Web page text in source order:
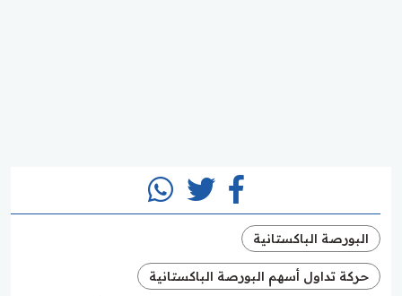
البورصة الباكستانية
حركة تداول أسهم البورصة الباكستانية